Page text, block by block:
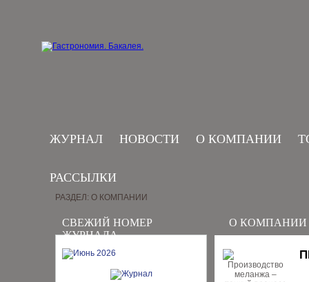
ЖУРНАЛ НОВОСТИ О КОМПАНИИ
РАССЫЛКИ
СВЕЖИЙ НОМЕР
ЖУРНАЛА
РАЗДЕЛ: О КОМПАНИИ
О КОМПАНИИ